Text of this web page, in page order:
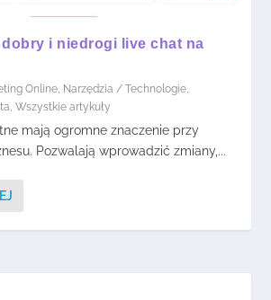
i niedrogi live chat na
Online Narzędzia / Technologie
,Wszystkie artykuły
mają ogromne znaczenie przy
Pozwalają wprowadzić zmiany,...